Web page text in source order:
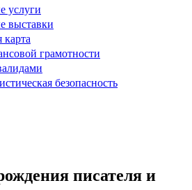
услуги
выставки
грамотности
безопасность
писателя и